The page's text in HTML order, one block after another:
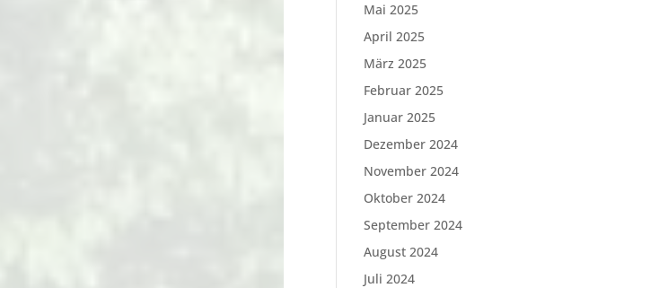
Mai 2025
April 2025
März 2025
Februar 2025
Januar 2025
Dezember 2024
November 2024
Oktober 2024
September 2024
August 2024
Juli 2024